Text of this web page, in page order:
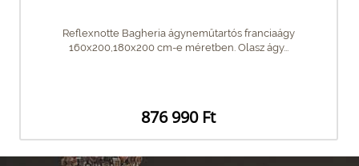
Reflexnotte Bagheria ágyneműtartós franciaágy
160x200,180x200 cm-e méretben. Olasz ágy...
876 990 Ft